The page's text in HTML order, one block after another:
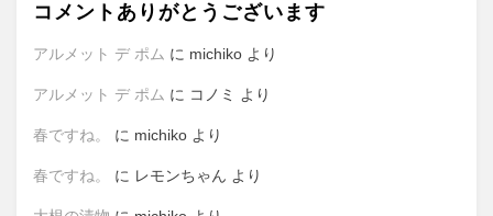
コメントありがとうございます
アルメット デ ポム に michiko より
アルメット デ ポム に コノミ より
春ですね。 に michiko より
春ですね。 に レモンちゃん より